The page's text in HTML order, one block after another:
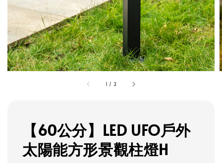
1 / 2
【60公分】LED UFO戶外
太陽能方形景觀柱燈H